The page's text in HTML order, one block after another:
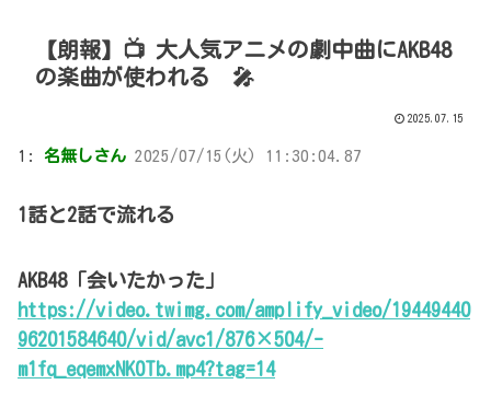
【朗報】📺 大人気アニメの劇中曲にAKB48
の楽曲が使われる 🎤
2025.07.15
1: 名無しさん 2025/07/15(火) 11:30:04.87
1話と2話で流れる
AKB48「会いたかった」
https://video.twimg.com/amplify_video/19449440
96201584640/vid/avc1/876×504/-
m1fq_eqemxNK0Tb.mp4?tag=14